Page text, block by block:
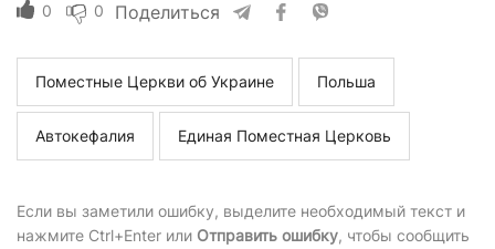
0 0 Поделиться
Поместные Церкви об Украине Польша
Автокефалия Единая Поместная Церковь
Если вы заметили ошибку, выделите необходимый текст и
нажмите Ctrl+Enter или Отправить ошибку, чтобы сообщить